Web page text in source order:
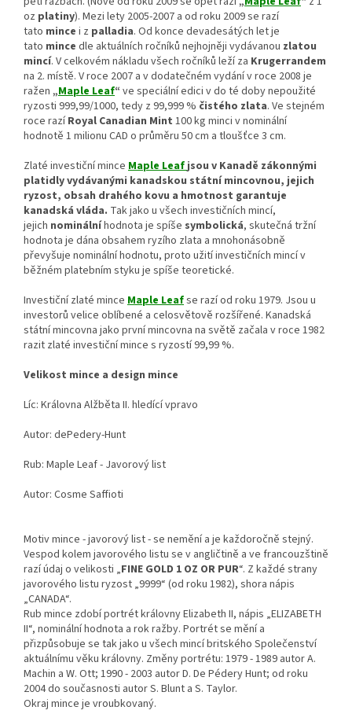
oz platiny). Mezi lety 2005-2007 a od roku 2009 se razí
tato mince i z palladia. Od konce devadesátých let je
tato mince dle aktuálních ročníků nejhojněji vydávanou zlatou
mincí. V celkovém nákladu všech ročníků leží za Krugerrandem
na 2. místě. V roce 2007 a v dodatečném vydání v roce 2008 je
ražen „Maple Leaf“ ve speciální edici v do té doby nepoužité
ryzosti 999,99/1000, tedy z 99,999 % čistého zlata. Ve stejném
roce razíRoyal Canadian Mint 100 kg minci v nominální
hodnotě 1 milionu CAD o průměru 50 cm a tloušťce 3 cm.
Zlaté investiční mince Maple Leafjsou v Kanadě zákonnými
platidly vydávanými kanadskou státní mincovnou, jejich
ryzost, obsah drahého kovu a hmotnost garantuje
kanadská vláda. Tak jako u všech investičních mincí,
jejich nominálníhodnota je spíše symbolická, skutečná tržní
hodnota je dána obsahem ryzího zlata a mnohonásobně
převyšuje nominální hodnotu, proto užití investičních mincí v
běžném platebním styku je spíše teoretické.
Investiční zlaté mince Maple Leafse razí od roku 1979. Jsou u
investorů velice oblíbené a celosvětově rozšířené. Kanadská
státní mincovna jako první mincovna na světě začala v roce 1982
razit zlaté investiční mince s ryzostí 99,99 %.
Velikost mince a design mince
Líc: Královna Alžběta II. hledící vpravo
Autor: dePedery-Hunt
Rub: Maple Leaf - Javorový list
Autor: Cosme Saffioti
Motiv mince - javorový list - se nemění a je každoročně stejný.
Vespod kolem javorového listu se v angličtině a ve francouzštině
razí údaj o velikosti „FINE GOLD 1 OZ OR PUR“. Z každé strany
javorového listu ryzost „9999“ (od roku 1982), shora nápis
„CANADA“.
Rub mince zdobí portrét královny Elizabeth II, nápis „ELIZABETH
II“, nominální hodnota a rok ražby. Portrét se mění a
přizpůsobuje se tak jako u všech mincí britského Společenství
aktuálnímu věku královny. Změny portrétu: 1979 - 1989 autor A.
Machin a W. Ott; 1990 - 2003 autor D. De Pédery Hunt; od roku
2004 do současnosti autor S. Blunt a S. Taylor.
Okraj mince je vroubkovaný.